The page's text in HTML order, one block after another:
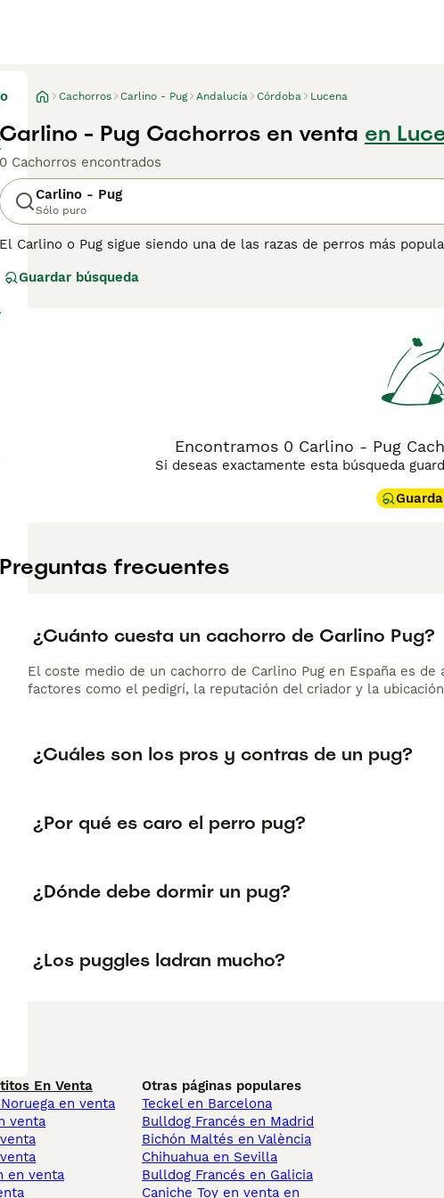
Cachorros Carlino - Pug Andalucía Córdoba Lucena
Carlino - Pug Cachorros en venta en
0 Cachorros encontrados
Carlino - Pug
Sólo puro
El Carlino o Pug sigue siendo una de las razas de perros más
extremadamente inteligentes. Son naturalmente confiados, pero
hace siglos. Están increíblemente orientados a las personas y
para
Guardar búsqueda
Encontramos 0 Carlino - Pug
Si deseas exactamente esta búsqueda
Preguntas frecuentes
¿Cuánto cuesta un cachorro de Carlino Pug?
El coste medio de un cachorro de Carlino Pug en España es
factores como el pedigrí, la reputación del criador y la
¿Cuáles son los pros y contras de un pug?
¿Por qué es caro el perro pug?
¿Dónde debe dormir un pug?
¿Los puggles ladran mucho?
En Venta
en venta
venta
en venta
Otras páginas populares
Teckel en Barcelona
Bulldog Francés en Madrid
Bichón Maltés en València
Chihuahua en Sevilla
Bulldog Francés en Galicia
Caniche Toy en venta en